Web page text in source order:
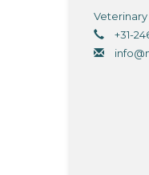
+31-